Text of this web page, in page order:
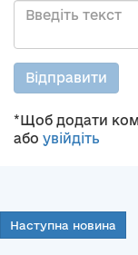
Відправити
*Щоб додати
або увійдіть
Наступна новина